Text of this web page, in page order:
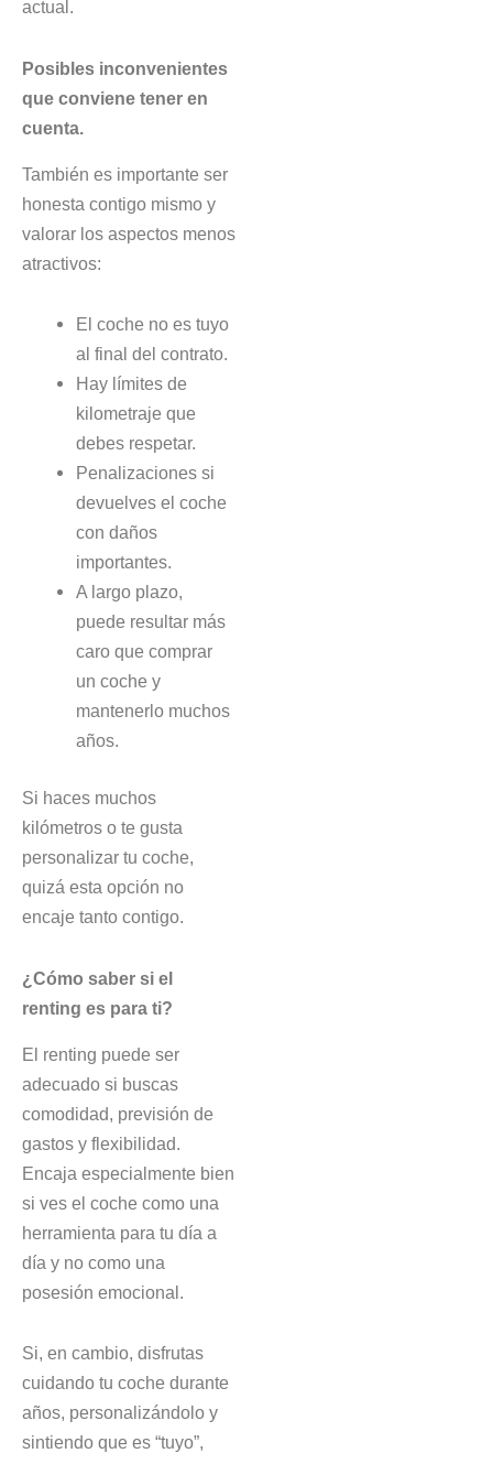
actual.
Posibles inconvenientes
que conviene tener en
cuenta.
También es importante ser
honesta contigo mismo y
valorar los aspectos menos
atractivos:
El coche no es tuyo
al final del contrato.
Hay límites de
kilometraje que
debes respetar.
Penalizaciones si
devuelves el coche
con daños
importantes.
A largo plazo,
puede resultar más
caro que comprar
un coche y
mantenerlo muchos
años.
Si haces muchos
kilómetros o te gusta
personalizar tu coche,
quizá esta opción no
encaje tanto contigo.
¿Cómo saber si el
renting es para ti?
El renting puede ser
adecuado si buscas
comodidad, previsión de
gastos y flexibilidad.
Encaja especialmente bien
si ves el coche como una
herramienta para tu día a
día y no como una
posesión emocional.
Si, en cambio, disfrutas
cuidando tu coche durante
años, personalizándolo y
sintiendo que es “tuyo”,